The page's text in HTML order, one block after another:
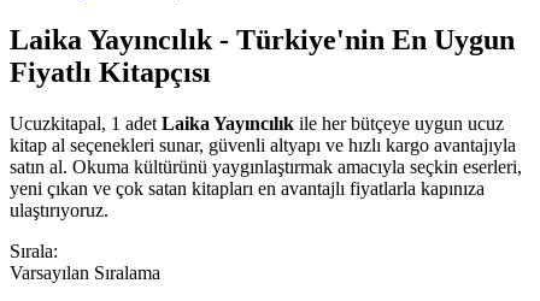
Laika Yayıncılık - Türkiye'nin En Uygun
Fiyatlı Kitapçısı
Ucuzkitapal, 1 adet Laika Yayıncılık ile her bütçeye uygun ucuz
kitap al seçenekleri sunar, güvenli altyapı ve hızlı kargo avantajıyla
satın al. Okuma kültürünü yaygınlaştırmak amacıyla seçkin eserleri,
yeni çıkan ve çok satan kitapları en avantajlı fiyatlarla kapınıza
ulaştırıyoruz.
Sırala:
Varsayılan Sıralama